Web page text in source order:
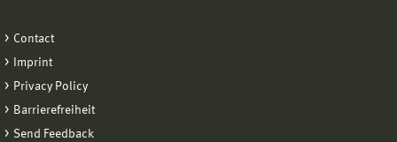
Contact
Imprint
Privacy Policy
Barrierefreiheit
Send Feedback